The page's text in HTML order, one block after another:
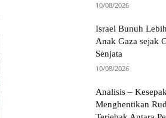
10/08/2026
Israel Bunuh
Anak Gaza sejak
Senjata
10/08/2026
Analisis –
Menghentikan